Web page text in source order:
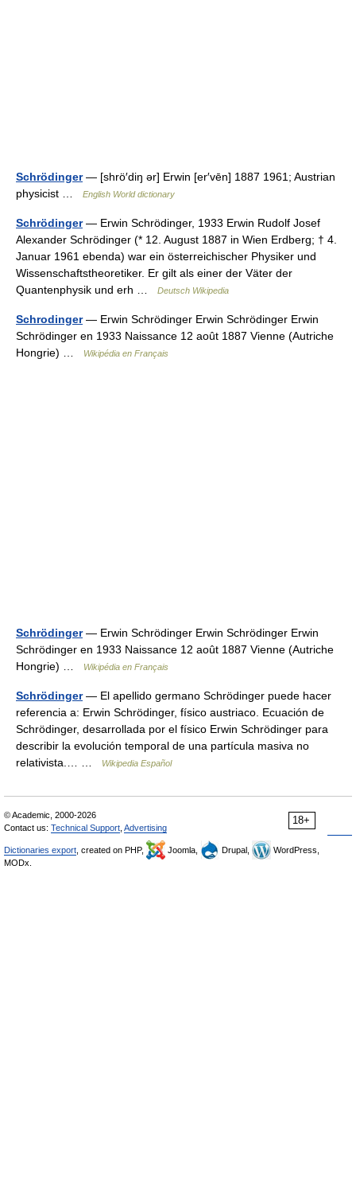
Schrödinger— [shrö′diŋ ər] Erwin [er′vēn] 1887 1961; Austrian
physicist …
English World dictionary
Schrödinger— Erwin Schrödinger, 1933 Erwin Rudolf Josef
Alexander Schrödinger (* 12. August 1887 in Wien Erdberg; † 4.
Januar 1961 ebenda) war ein österreichischer Physiker und
Wissenschaftstheoretiker. Er gilt als einer der Väter der
Quantenphysik und erh …
Deutsch Wikipedia
Schrodinger— Erwin Schrödinger Erwin Schrödinger Erwin
Schrödinger en 1933 Naissance 12 août 1887 Vienne (Autriche
Hongrie) …
Wikipédia en Français
Schrödinger— Erwin Schrödinger Erwin Schrödinger Erwin
Schrödinger en 1933 Naissance 12 août 1887 Vienne (Autriche
Hongrie) …
Wikipédia en Français
Schrödinger— El apellido germano Schrödinger puede hacer
referencia a: Erwin Schrödinger, físico austriaco. Ecuación de
Schrödinger, desarrollada por el físico Erwin Schrödinger para
describir la evolución temporal de una partícula masiva no
relativista.… …
Wikipedia Español
18+
© Academic, 2000-2026
Contact us: Technical Support Advertising
Dictionaries export , created on PHP, Joomla, Drupal,
WordPress,
MODx.